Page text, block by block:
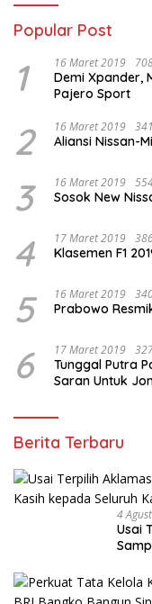
Popular Post
1 16 Maret 2019
Demi Xpander,
Pajero Sport
2 16 Maret 2019
Aliansi Nissan-
3 16 Maret 2019
Sosok New
4 17 Maret 2019
Klasemen F1
5 16 Maret 2019
Prabowo
6 17 Maret 2019
Tunggal Putra
Saran Untuk
Berita Terbaru
4
Usai